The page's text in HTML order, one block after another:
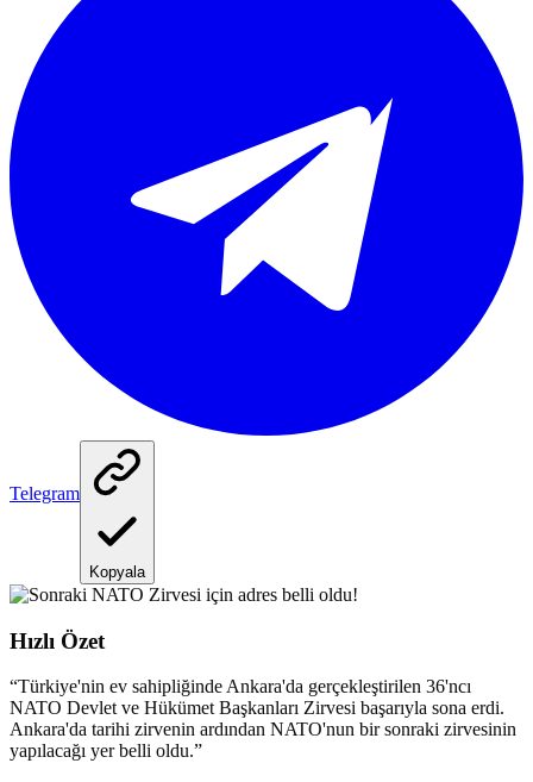
Telegram
Kopyala
Hızlı Özet
“Türkiye'nin ev sahipliğinde Ankara'da gerçekleştirilen 36'ncı
NATO Devlet ve Hükümet Başkanları Zirvesi başarıyla sona erdi.
Ankara'da tarihi zirvenin ardından NATO'nun bir sonraki zirvesinin
yapılacağı yer belli oldu.”